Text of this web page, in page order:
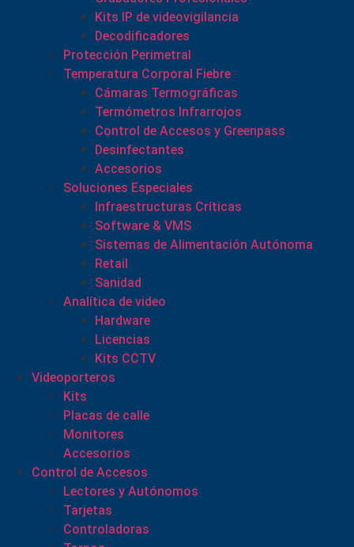
Kits IP de videovigilancia
Decodificadores
Protección Perimetral
Temperatura Corporal Fiebre
Cámaras Termográficas
Termómetros Infrarrojos
Control de Accesos y Greenpass
Desinfectantes
Accesorios
Soluciones Especiales
Infraestructuras Críticas
Software & VMS
Sistemas de Alimentación Autónoma
Retail
Sanidad
Analítica de video
Hardware
Licencias
Kits CCTV
Videoporteros
Kits
Placas de calle
Monitores
Accesorios
Control de Accesos
Lectores y Autónomos
Tarjetas
Controladoras